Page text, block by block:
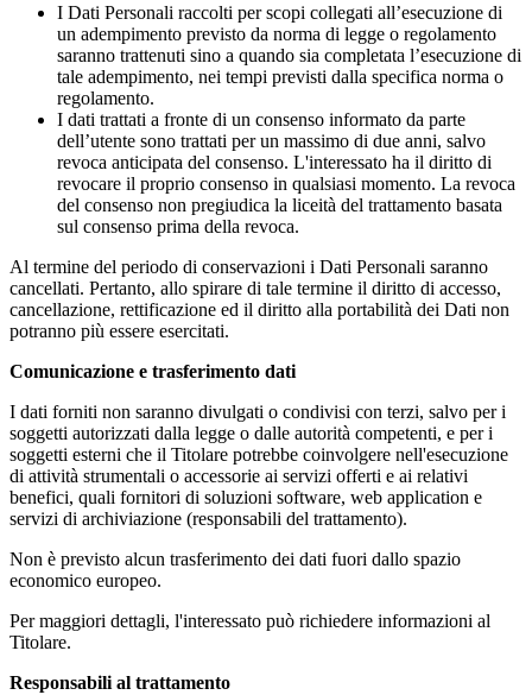
I Dati Personali raccolti per scopi collegati all’esecuzione di
un adempimento previsto da norma di legge o regolamento
saranno trattenuti sino a quando sia completata l’esecuzione di
tale adempimento, nei tempi previsti dalla specifica norma o
regolamento.
I dati trattati a fronte di un consenso informato da parte
dell’utente sono trattati per un massimo di due anni, salvo
revoca anticipata del consenso. L'interessato ha il diritto di
revocare il proprio consenso in qualsiasi momento. La revoca
del consenso non pregiudica la liceità del trattamento basata
sul consenso prima della revoca.
Al termine del periodo di conservazioni i Dati Personali saranno
cancellati. Pertanto, allo spirare di tale termine il diritto di accesso,
cancellazione, rettificazione ed il diritto alla portabilità dei Dati non
potranno più essere esercitati.
Comunicazione e trasferimento dati
I dati forniti non saranno divulgati o condivisi con terzi, salvo per i
soggetti autorizzati dalla legge o dalle autorità competenti, e per i
soggetti esterni che il Titolare potrebbe coinvolgere nell'esecuzione
di attività strumentali o accessorie ai servizi offerti e ai relativi
benefici, quali fornitori di soluzioni software, web application e
servizi di archiviazione (responsabili del trattamento).
Non è previsto alcun trasferimento dei dati fuori dallo spazio
economico europeo.
Per maggiori dettagli, l'interessato può richiedere informazioni al
Titolare.
Responsabili al trattamento